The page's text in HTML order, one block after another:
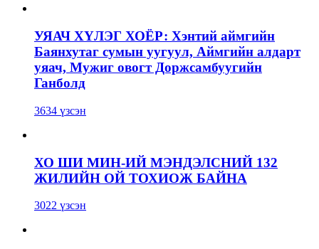
УЯАЧ ХҮЛЭГ ХОЁР: Хэнтий аймгийн
Баянхутаг сумын уугуул, Аймгийн алдарт
уяач, Мужиг овогт Доржсамбуугийн
Ганболд
3634 үзсэн
ХО ШИ МИН-ИЙ МЭНДЭЛСНИЙ 132
ЖИЛИЙН ОЙ ТОХИОЖ БАЙНА
3022 үзсэн